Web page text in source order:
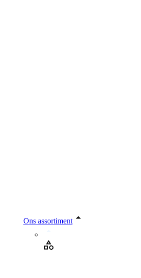
Ons assortiment